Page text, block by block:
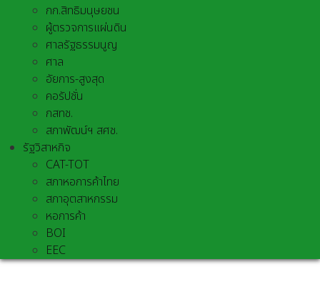
กก.สิทธิมนุษยชน
ผู้ตรวจการแผ่นดิน
ศาลรัฐธรรมนูญ
ศาล
อัยการ-สูงสุด
คอรัปชั่น
กสทช.
สภาพัฒน์ฯ สศช.
รัฐวิสาหกิจ
CAT-TOT
สภาหอการค้าไทย
สภาอุตสาหกรรม
หอการค้า
BOI
EEC